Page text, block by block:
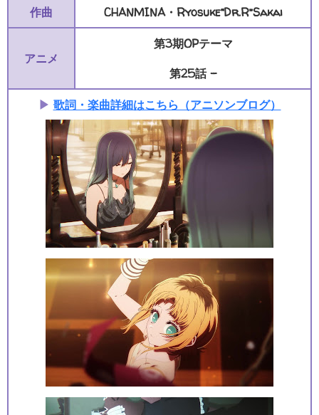
作曲
CHANMINA・Ryosuke“Dr.R”Sakai
アニメ
第3期OPテーマ
第25話 -
▶ 歌詞・楽曲詳細はこちら（アニソンブログ）